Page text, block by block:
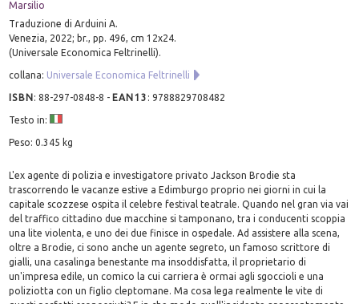
Marsilio
Traduzione di Arduini A.
Venezia, 2022; br., pp. 496, cm 12x24.
(Universale Economica Feltrinelli).
collana: Universale Economica Feltrinelli
ISBN:88-297-0848-8 - EAN13 :9788829708482
Testo in:
Peso: 0.345 kg
L'ex agente di polizia e investigatore privato Jackson Brodie sta
trascorrendo le vacanze estive a Edimburgo proprio nei giorni in cui la
capitale scozzese ospita il celebre festival teatrale. Quando nel gran via vai
del traffico cittadino due macchine si tamponano, tra i conducenti scoppia
una lite violenta, e uno dei due finisce in ospedale. Ad assistere alla scena,
oltre a Brodie, ci sono anche un agente segreto, un famoso scrittore di
gialli, una casalinga benestante ma insoddisfatta, il proprietario di
un'impresa edile, un comico la cui carriera è ormai agli sgoccioli e una
poliziotta con un figlio cleptomane. Ma cosa lega realmente le vite di